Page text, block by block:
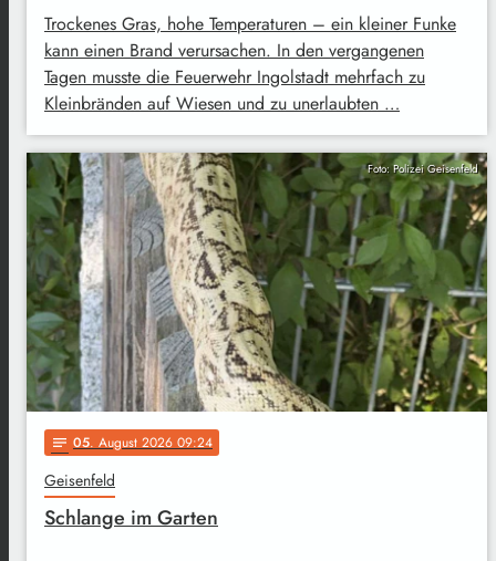
Trockenes Gras, hohe Temperaturen – ein kleiner Funke
kann einen Brand verursachen. In den vergangenen
Tagen musste die Feuerwehr Ingolstadt mehrfach zu
Kleinbränden auf Wiesen und zu unerlaubten …
Foto: Polizei Geisenfeld
notes 05. August 2026 09:24
Geisenfeld
Schlange im Garten